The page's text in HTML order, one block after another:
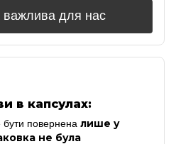
для нас
в капсулах:
повернена лише у
не була